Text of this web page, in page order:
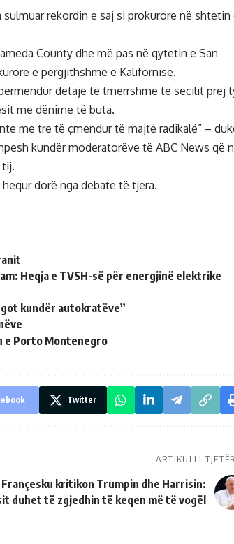
rekordin e saj si prokurore në shtetin
County dhe më pas në qytetin e San
e përgjithshme e Kalifornisë.
detaje të tmerrshme të secilit prej
me dënime të buta.
me tre të çmendur të majtë radikalë” –
kundër moderatorëve të ABC News që
tij.
dorë nga debate të tjera.
Heqja e TVSH-së për energjinë elektrike
kundër autokratëve”
e Porto Montenegro
Twitter
ARTIKULLI TJETËR
Françesku kritikon Trumpin dhe Harrisin:
duhet të zgjedhin të keqen më të vogël